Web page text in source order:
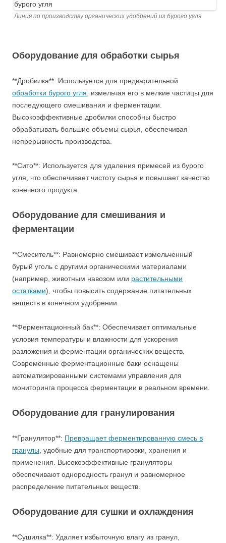
Линия по производству органических удобрений из бурого угля
Оборудование для обработки сырья
**Дробилка**: Используется для предварительной
обработки бурого угля , измельчая его в мелкие частицы для
последующего смешивания и ферментации.
Высокоэффективные дробилки способны быстро
обрабатывать большие объемы сырья, обеспечивая
непрерывность производства.
**Сито**: Используется для удаления примесей из бурого
угля, что обеспечивает чистоту сырья и повышает качество
конечного продукта.
Оборудование для смешивания и
ферментации
**Смеситель**: Равномерно смешивает измельченный
бурый уголь с другими органическими материалами
(например, животным навозом или растительными
остатками), чтобы повысить содержание питательных
веществ в конечном удобрении.
**Ферментационный бак**: Обеспечивает оптимальные
условия температуры и влажности для ускорения
разложения и ферментации органических веществ.
Современные ферментационные баки оснащены
автоматизированными системами управления для
мониторинга процесса ферментации в реальном времени.
Оборудование для гранулирования
**Гранулятор**: Превращает ферментированную смесь в
гранулы , удобные для транспортировки, хранения и
применения. Высокоэффективные грануляторы
обеспечивают однородность гранул и равномерное
распределение питательных веществ.
Оборудование для сушки и охлаждения
**Сушилка**: Удаляет избыточную влагу из гранул,